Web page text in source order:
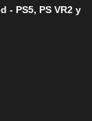
- PS5, PS VR2 y